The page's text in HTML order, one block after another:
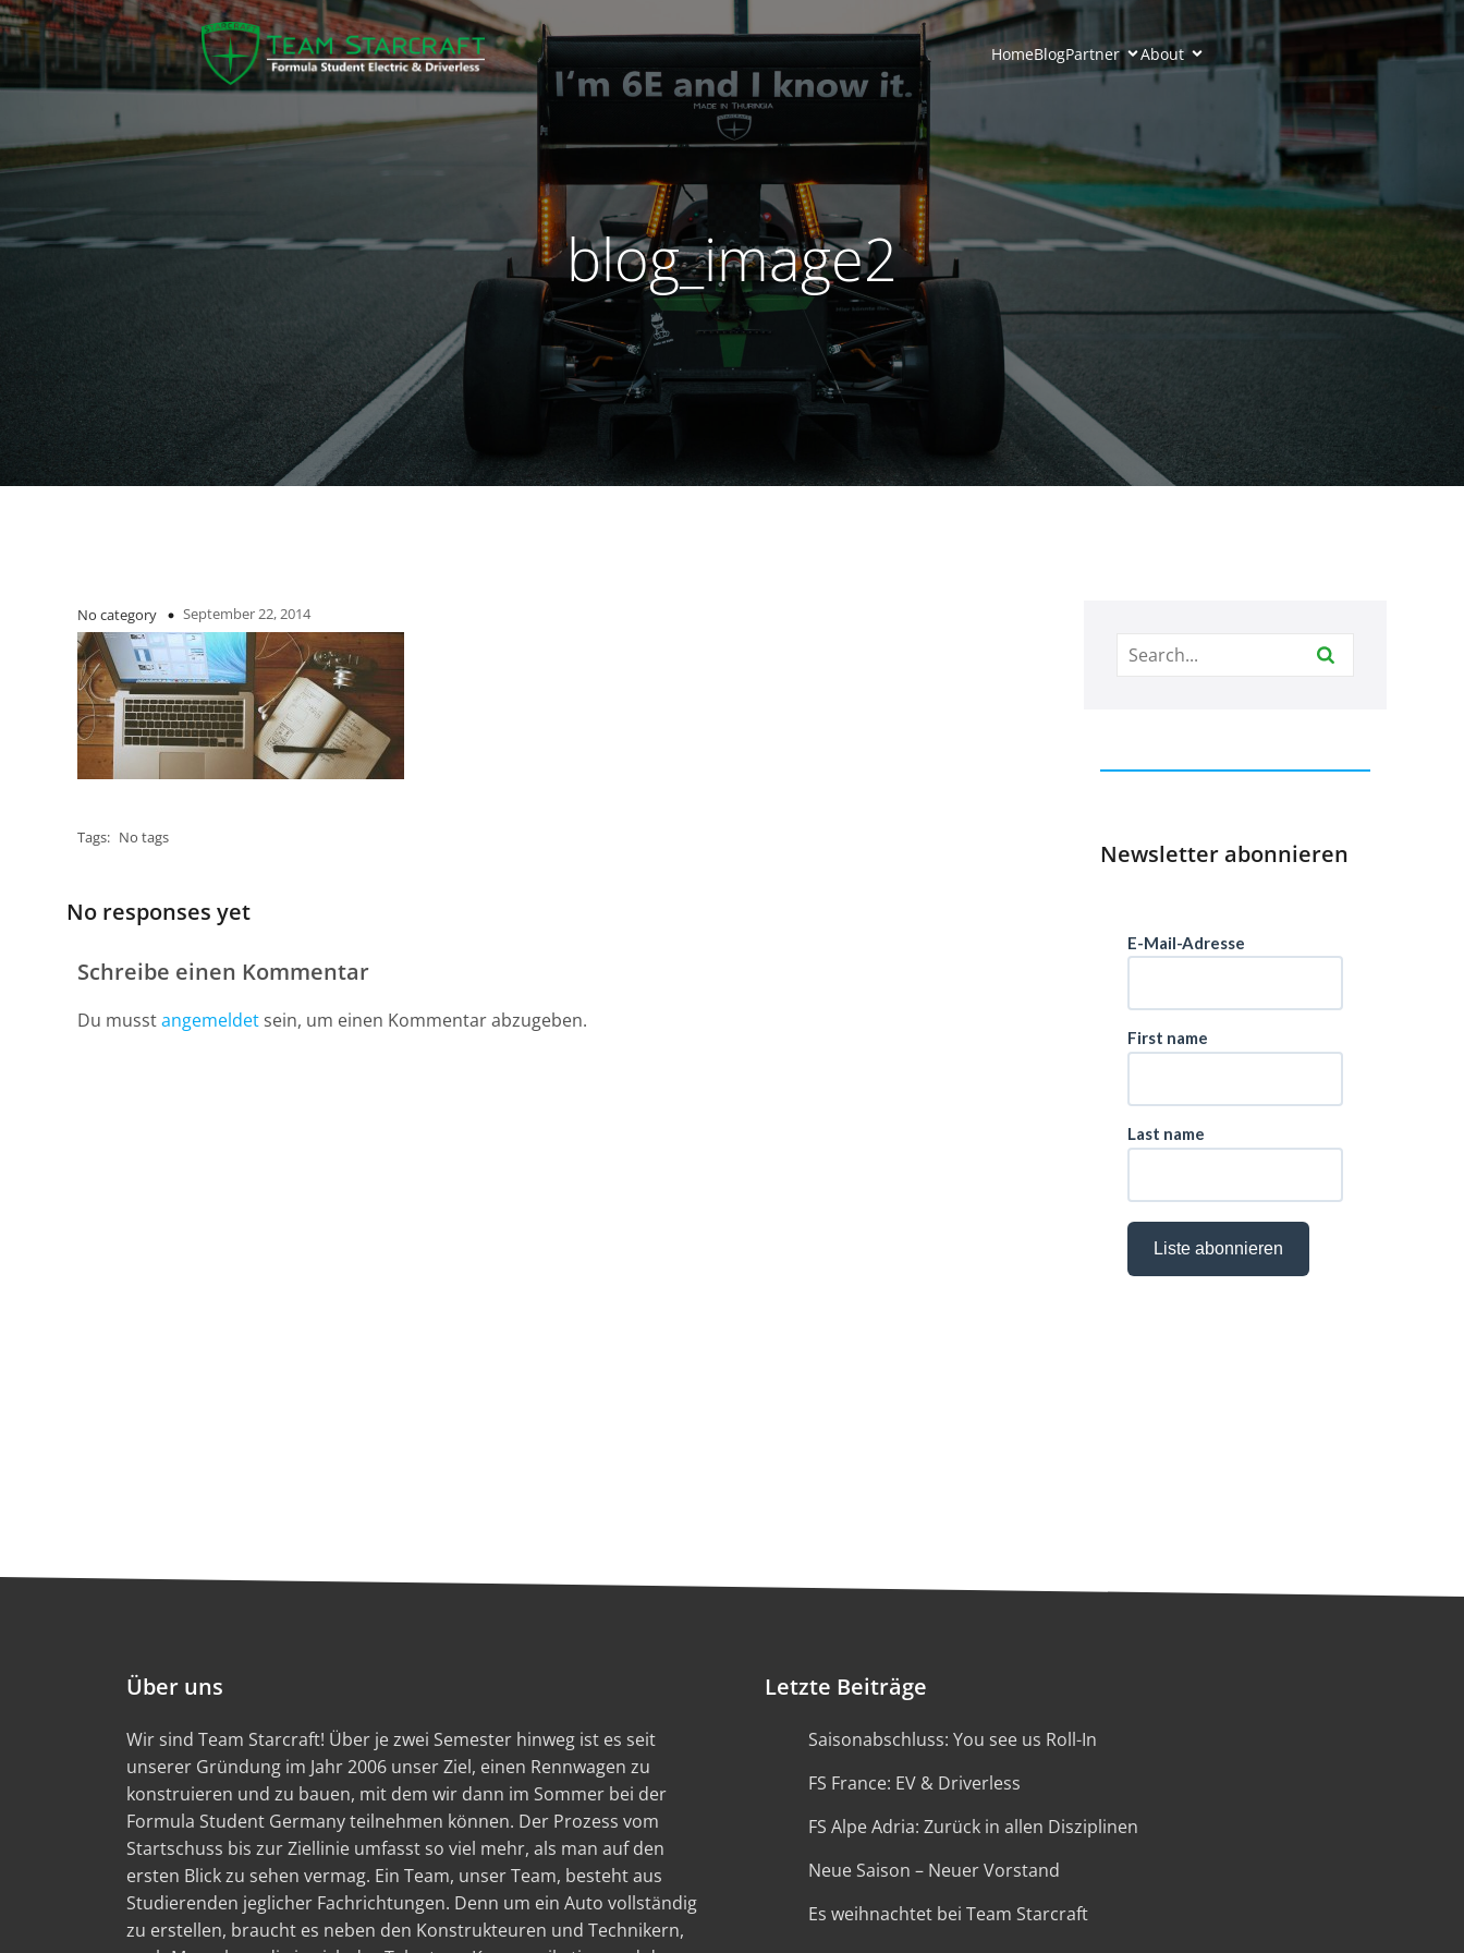
HomeBlogPartner About
blog_image2
No category September 22, 2014
Tags: No tags
No responses yet
Schreibe einen Kommentar
Du musstangemeldet sein, um einen Kommentar abzugeben.
Newsletter abonnieren
Über uns
Wir sind Team Starcraft! Über je zwei Semester hinweg ist es seit
unserer Gründung im Jahr 2006 unser Ziel, einen Rennwagen zu
konstruieren und zu bauen, mit dem wir dann im Sommer bei der
Formula Student Germany teilnehmen können. Der Prozess vom
Startschuss bis zur Ziellinie umfasst so viel mehr, als man auf den
ersten Blick zu sehen vermag. Ein Team, unser Team, besteht aus
Studierenden jeglicher Fachrichtungen. Denn um ein Auto vollständig
zu erstellen, braucht es neben den Konstrukteuren und Technikern,
Letzte Beiträge
Saisonabschluss: You see us Roll-In
FS France: EV & Driverless
FS Alpe Adria: Zurück in allen Disziplinen
Neue Saison – Neuer Vorstand
Es weihnachtet bei Team Starcraft